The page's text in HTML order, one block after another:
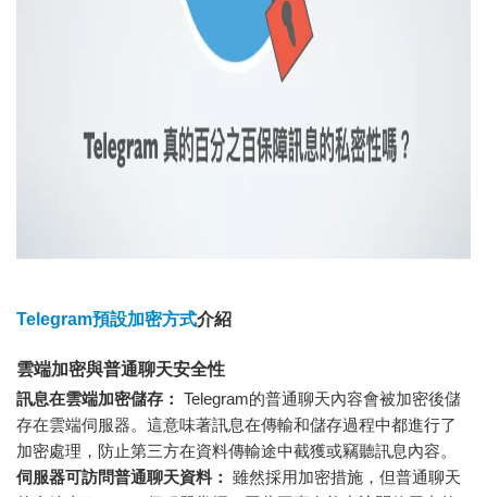
Telegram預設加密方式介紹
雲端加密與普通聊天安全性
訊息在雲端加密儲存： Telegram的普通聊天內容會被加密後儲
存在雲端伺服器。這意味著訊息在傳輸和儲存過程中都進行了
加密處理，防止第三方在資料傳輸途中截獲或竊聽訊息內容。
伺服器可訪問普通聊天資料： 雖然採用加密措施，但普通聊天